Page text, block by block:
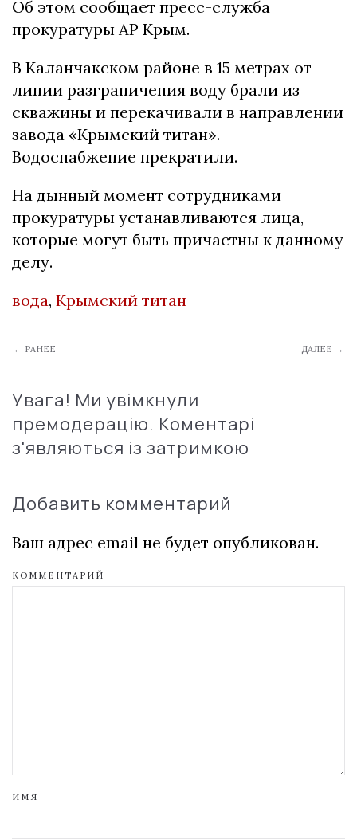
Об этом сообщает пресс-служба
прокуратуры АР Крым.
В Каланчакском районе в 15 метрах от
линии разграничения воду брали из
скважины и перекачивали в направлении
завода «Крымский титан».
Водоснабжение прекратили.
На дынный момент сотрудниками
прокуратуры устанавливаются лица,
которые могут быть причастны к данному
делу.
вода, Крымский титан
← РАНЕЕ ДАЛЕЕ →
Увага! Ми увімкнули
премодерацію. Коментарі
з'являються із затримкою
Добавить комментарий
Ваш адрес email не будет опубликован.
КОММЕНТАРИЙ
ИМЯ